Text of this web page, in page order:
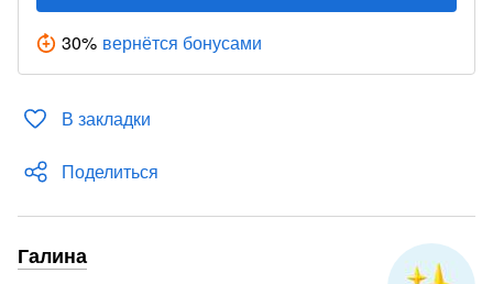
30% вернётся бонусами
В закладки
Поделиться
Галина